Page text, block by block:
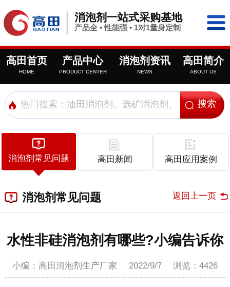
消泡剂一站式采购基地
产品全 • 性能强 • 1对1量身定制
高田首页
HOME
产品中心
PRODUCT CENTER
消泡剂资讯
NEWS
高田简介
ABOUT US
消泡剂常见问题 高田新闻 高田应用案例
消泡剂常见问题 返回上一页
水性非硅消泡剂有哪些?小编告诉你
小编：高田消泡剂生产厂家 2022/9/7 浏览： 4426